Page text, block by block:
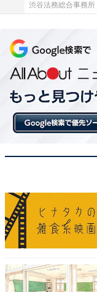
渋谷法務総合事務所